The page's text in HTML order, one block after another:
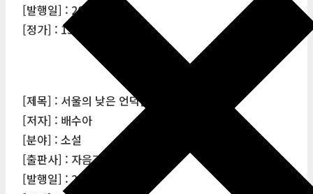
[발행일] : 2013-04-20
[정가] : 13,000원
[제목] : 서울의 낮은 언덕들
[저자] : 배수아
[분야] : 소설
[출판사] : 자음과모음
[발행일] : 2011-12-10